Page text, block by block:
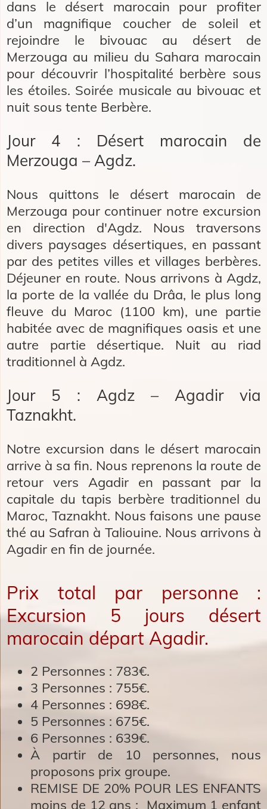
dans le désert marocain pour profiter
d’un magnifique coucher de soleil et
rejoindre le bivouac au désert de
Merzouga au milieu du Sahara marocain
pour découvrir l’hospitalité berbère sous
les étoiles. Soirée musicale au bivouac et
nuit sous tente Berbère.
Jour 4 : Désert marocain de
Merzouga – Agdz.
Nous quittons le désert marocain de
Merzouga pour continuer notre excursion
en direction d'Agdz. Nous traversons
divers paysages désertiques, en passant
par des petites villes et villages berbères.
Déjeuner en route. Nous arrivons à Agdz,
la porte de la vallée du Drâa, le plus long
fleuve du Maroc (1100 km), une partie
habitée avec de magnifiques oasis et une
autre partie désertique. Nuit au riad
traditionnel à Agdz.
Jour 5 : Agdz – Agadir via
Taznakht.
Notre excursion dans le désert marocain
arrive à sa fin. Nous reprenons la route de
retour vers Agadir en passant par la
capitale du tapis berbère traditionnel du
Maroc, Taznakht. Nous faisons une pause
thé au Safran à Taliouine. Nous arrivons à
Agadir en fin de journée.
Prix total par personne :
Excursion 5 jours désert
marocain départ Agadir.
2 Personnes : 783€.
3 Personnes : 755€.
4 Personnes : 698€.
5 Personnes : 675€.
6 Personnes : 639€.
À partir de 10 personnes, nous
proposons prix groupe.
​REMISE DE 20% POUR LES ENFANTS
moins de 12 ans : Maximum 1 enfant